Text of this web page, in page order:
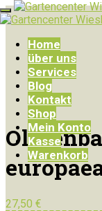
Home
über uns
Services
Blog
Kontakt
Shop
Mein Konto
Kasse
Warenkorb
27,50 €